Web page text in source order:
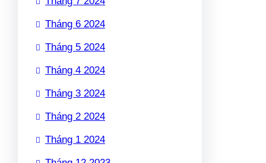
Tháng 6 2024
Tháng 5 2024
Tháng 4 2024
Tháng 3 2024
Tháng 2 2024
Tháng 1 2024